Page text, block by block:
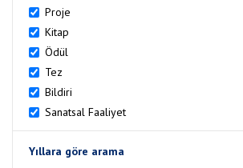
Proje
Kitap
Ödül
Tez
Bildiri
Sanatsal Faaliyet
Yıllara göre arama